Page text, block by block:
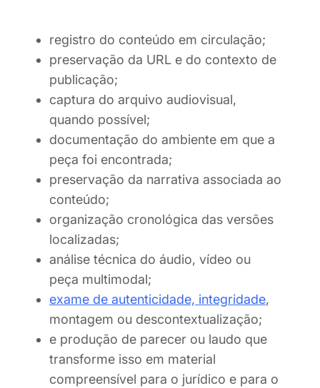
registro do conteúdo em circulação;
preservação da URL e do contexto de
publicação;
captura do arquivo audiovisual,
quando possível;
documentação do ambiente em que a
peça foi encontrada;
preservação da narrativa associada ao
conteúdo;
organização cronológica das versões
localizadas;
análise técnica do áudio, vídeo ou
peça multimodal;
exame de autenticidade, integridade,
montagem ou descontextualização;
e produção de parecer ou laudo que
transforme isso em material
compreensível para o jurídico e para o